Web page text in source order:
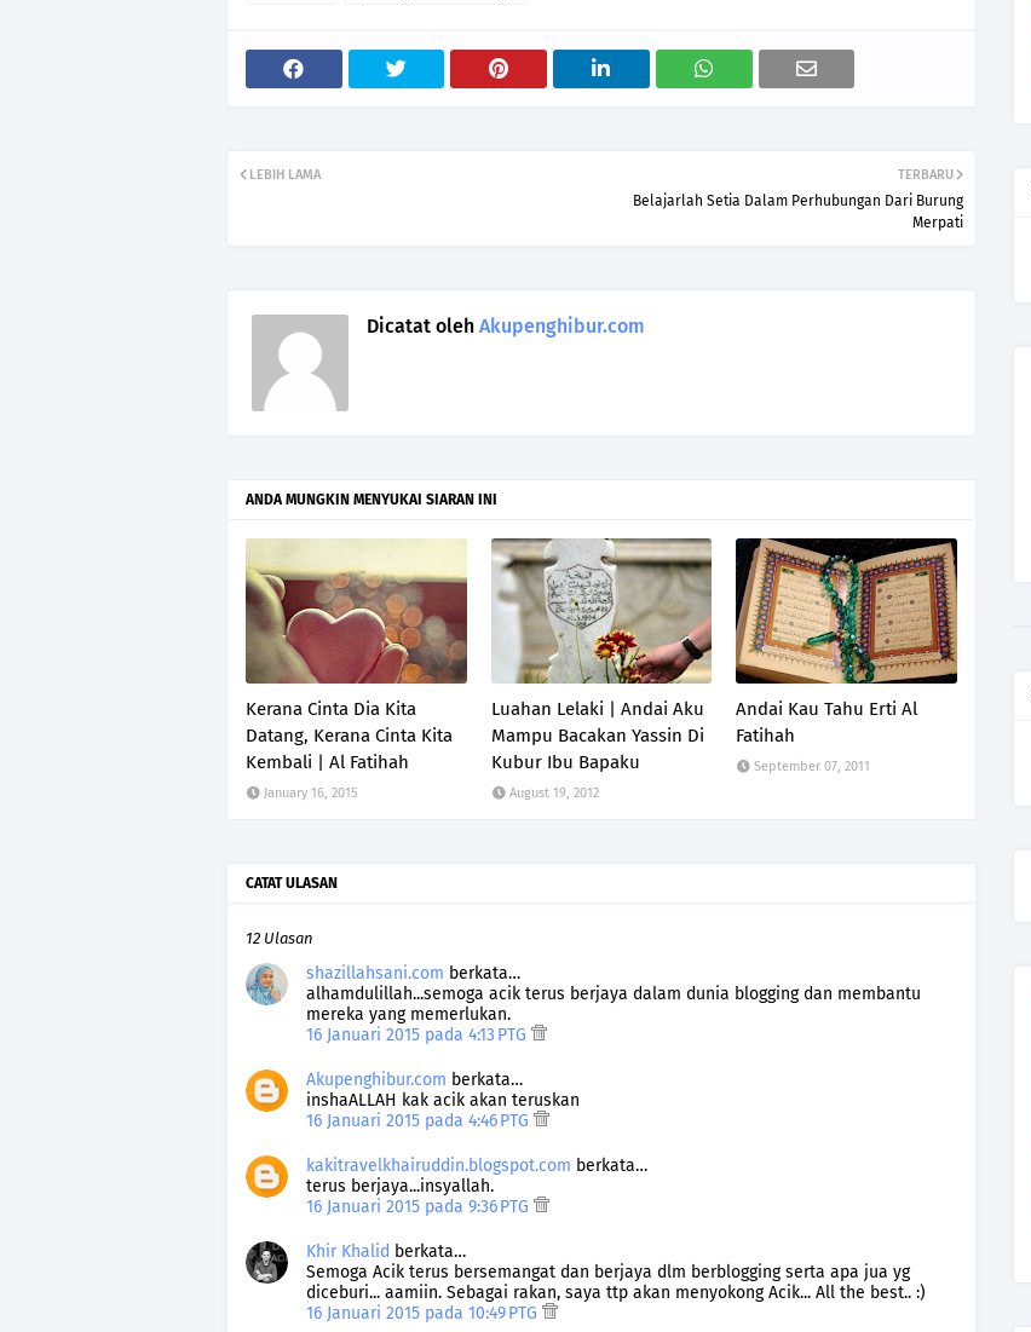
TERBARU
Belajarlah Setia Dalam Perhubungan Dari Burung
Merpati
LEBIH LAMA
Dicatat oleh Akupenghibur.com
ANDA MUNGKIN MENYUKAI SIARAN INI
Kerana Cinta Dia Kita
Datang, Kerana Cinta Kita
Kembali | Al Fatihah
January 16, 2015
Luahan Lelaki | Andai Aku
Mampu Bacakan Yassin Di
Kubur Ibu Bapaku
August 19, 2012
Andai Kau Tahu Erti Al
Fatihah
September 07, 2011
CATAT ULASAN
12 Ulasan
shazillahsani.com berkata…
alhamdulillah...semoga acik terus berjaya dalam dunia blogging dan membantu
mereka yang memerlukan.
16 Januari 2015 pada 4:13 PTG
Akupenghibur.com berkata…
inshaALLAH kak acik akan teruskan
16 Januari 2015 pada 4:46 PTG
kakitravelkhairuddin.blogspot.com berkata…
terus berjaya...insyallah.
16 Januari 2015 pada 9:36 PTG
Khir Khalid berkata…
Semoga Acik terus bersemangat dan berjaya dlm berblogging serta apa jua yg
diceburi... aamiin. Sebagai rakan, saya ttp akan menyokong Acik... All the best.. :)
16 Januari 2015 pada 10:49 PTG